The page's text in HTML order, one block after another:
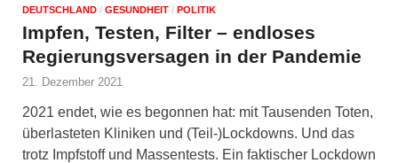
DEUTSCHLAND / GESUNDHEIT / POLITIK
Impfen, Testen, Filter – endloses
Regierungsversagen in der Pandemie
21. Dezember 2021
2021 endet, wie es begonnen hat: mit Tausenden Toten,
überlasteten Kliniken und (Teil-)Lockdowns. Und das
trotz Impfstoff und Massentests. Ein faktischer Lockdown